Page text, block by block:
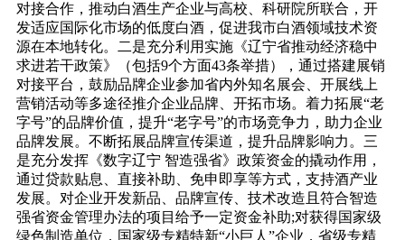
对接合作，推动白酒生产企业与高校、科研院所联合，开
发适应国际化市场的低度白酒，促进我市白酒领域技术资
源在本地转化。二是充分利用实施《辽宁省推动经济稳中
求进若干政策》（包括9个方面43条举措），通过搭建展销
对接平台，鼓励品牌企业参加省内外知名展会、开展线上
营销活动等多途径推介企业品牌、开拓市场。着力拓展“老
字号”的品牌价值，提升“老字号”的市场竞争力，助力企业
品牌发展。不断拓展品牌宣传渠道，提升品牌影响力。三
是充分发挥《数字辽宁 智造强省》政策资金的撬动作用，
通过贷款贴息、直接补助、免申即享等方式，支持酒产业
发展。对企业开发新品、品牌宣传、技术改造且符合智造
强省资金管理办法的项目给予一定资金补助;对获得国家级
绿色制造单位，国家级专精特新“小巨人”企业，省级专精